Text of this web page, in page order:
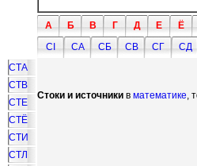
А Б В Г Д Е Ё
СI
СА СБ СВ СГ СД
СТА
СТВ
СТЕ
СТЁ
СТИ
СТЛ
Стоки и источники в математике,